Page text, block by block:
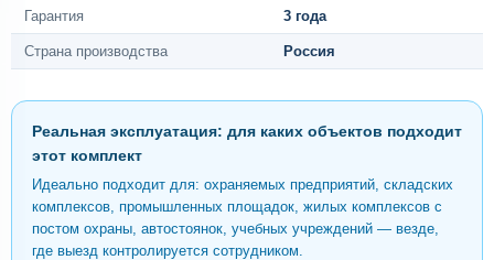
Гарантия 3 года
Страна производства Россия
Реальная эксплуатация: для каких объектов подходит
этот комплект
Идеально подходит для: охраняемых предприятий, складских
комплексов, промышленных площадок, жилых комплексов с
постом охраны, автостоянок, учебных учреждений — везде,
где выезд контролируется сотрудником.